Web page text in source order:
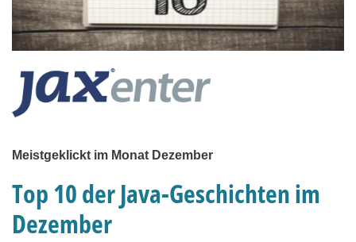
Meistgeklickt im Monat Dezember
Top 10 der Java-Geschichten im
Dezember